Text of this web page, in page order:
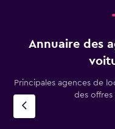
Annuaire des
Principales agences de
des offres